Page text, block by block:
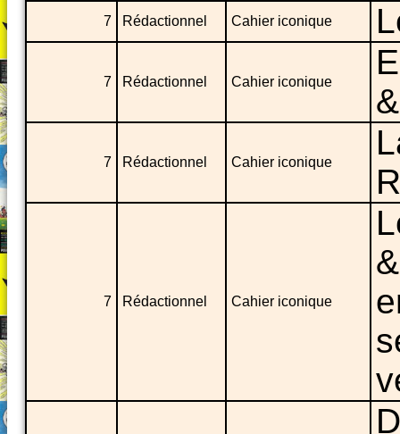
7 Rédactionnel Cahier iconique
7 Rédactionnel Cahier iconique
7 Rédactionnel Cahier iconique
7 Rédactionnel Cahier iconique